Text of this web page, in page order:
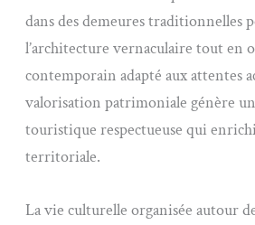
dans des demeures traditionnelles
l’architecture vernaculaire tout en
contemporain adapté aux attentes
valorisation patrimoniale génère
touristique respectueuse qui
territoriale.
La vie culturelle organisée autour